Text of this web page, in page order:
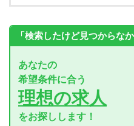
「検索したけど見つからな
あなたの
希望条件に合う
理想の求人
をお探しします！